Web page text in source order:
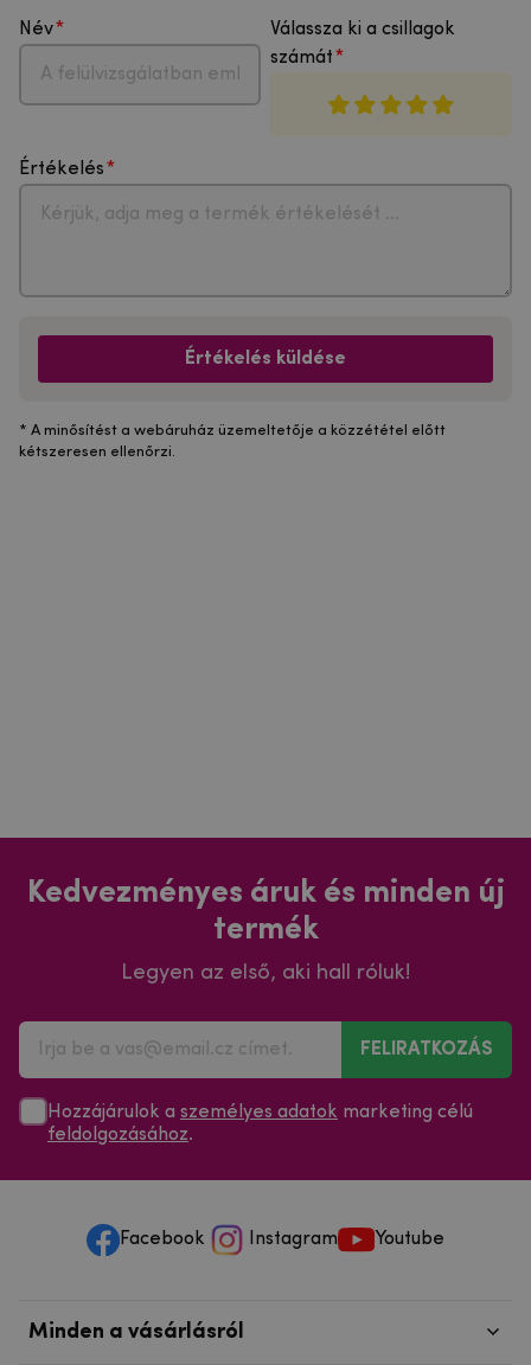
Név
Válassza ki a csillagok
számát
Értékelés
Értékelés küldése
* A minősítést a webáruház üzemeltetője a közzététel előtt
kétszeresen ellenőrzi.
Kedvezményes áruk és minden új
termék
Legyen az első, aki hall róluk!
FELIRATKOZÁS
Hozzájárulok a személyes adatok marketing célú
feldolgozásához.
Facebook Instagram Youtube
Minden a vásárlásról